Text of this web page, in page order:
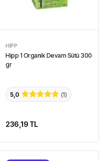
HIPP
Hipp 1 Organik Devam Sütü 300
gr
5,0 (1)
236,19 TL